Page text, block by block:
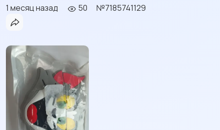
1 месяц назад 50 №7185741129